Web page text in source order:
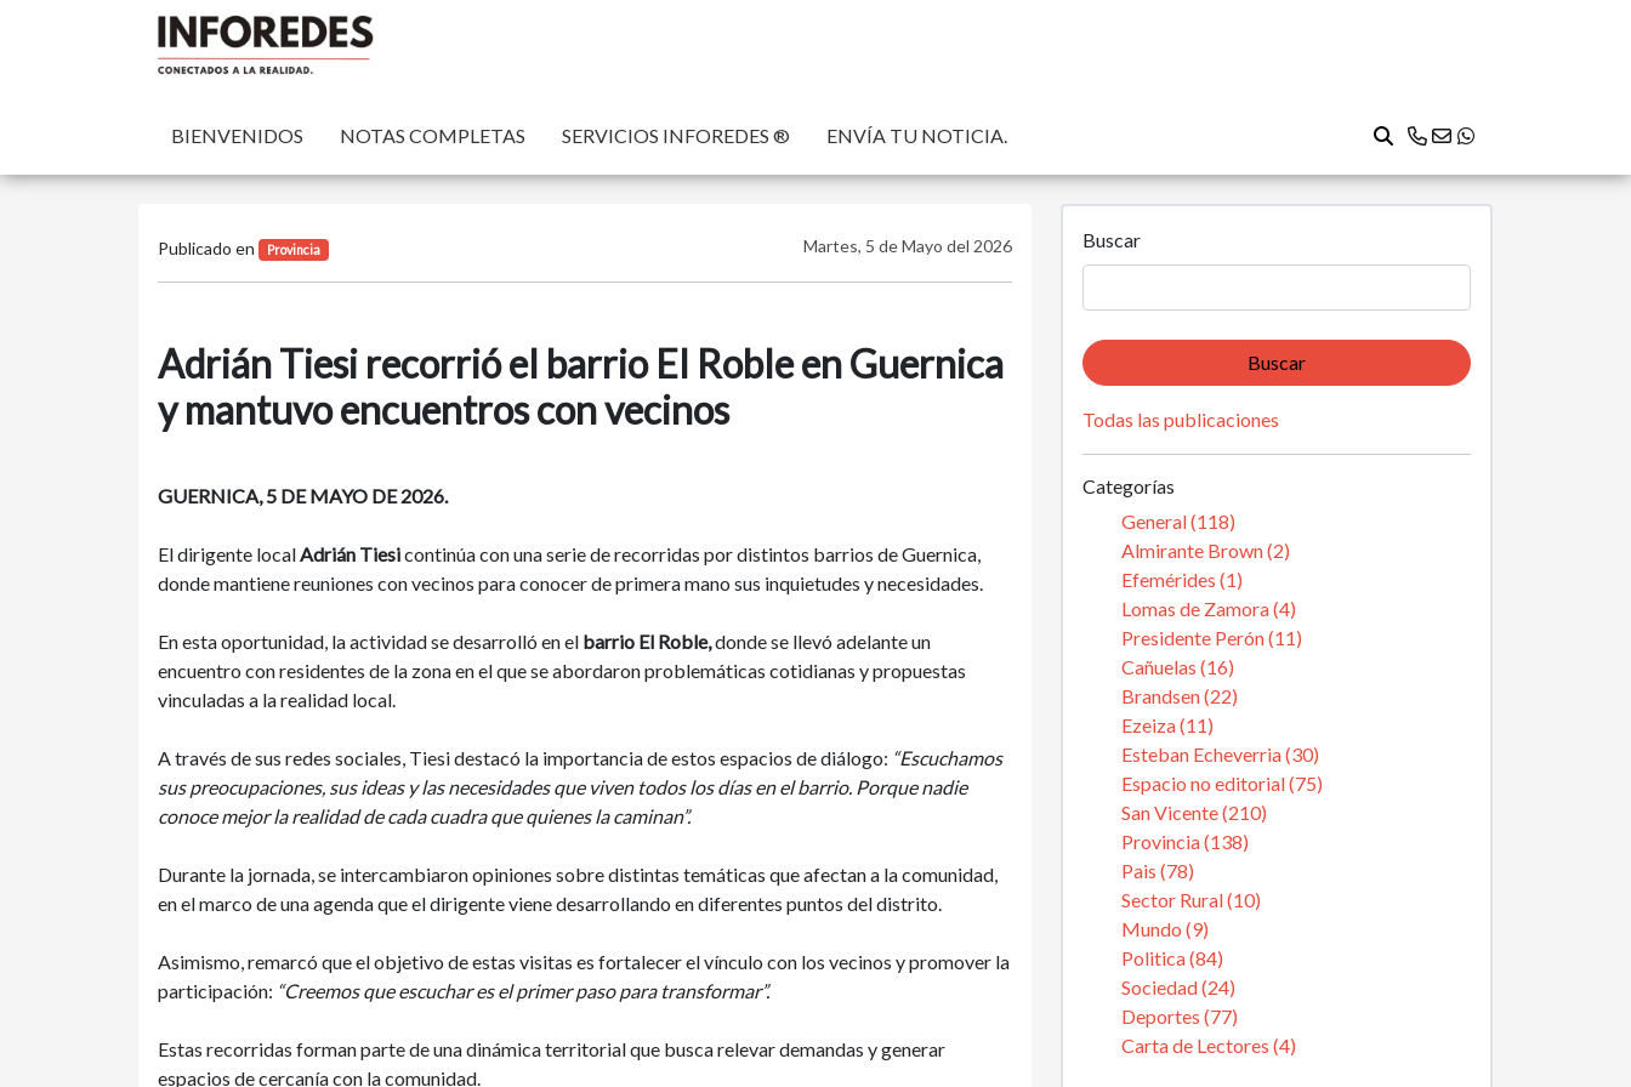
BIENVENIDOS NOTAS COMPLETAS SERVICIOS INFOREDES ® ENVÍA TU NOTICIA.
Publicado en Provincia Martes, 5 de Mayo del 2026
Adrián Tiesi recorrió el barrio El Roble en Guernica
y mantuvo encuentros con vecinos
GUERNICA, 5 DE MAYO DE 2026.
El dirigente localAdrián Tiesicontinúa con una serie de recorridas por distintos barrios de Guernica,
donde mantiene reuniones con vecinos para conocer de primera mano sus inquietudes y necesidades.
En esta oportunidad, la actividad se desarrolló en el barrio El Roble,donde se llevó adelante un
encuentro con residentes de la zona en el que se abordaron problemáticas cotidianas y propuestas
vinculadas a la realidad local.
A través de sus redes sociales, Tiesi destacó la importancia de estos espacios de diálogo: “Escuchamos
sus preocupaciones, sus ideas y las necesidades que viven todos los días en el barrio. Porque nadie
conoce mejor la realidad de cada cuadra que quienes la caminan”.
Durante la jornada, se intercambiaron opiniones sobre distintas temáticas que afectan a la comunidad,
en el marco de una agenda que el dirigente viene desarrollando en diferentes puntos del distrito.
Asimismo, remarcó que el objetivo de estas visitas es fortalecer el vínculo con los vecinos y promover la
participación: “Creemos que escuchar es el primer paso para transformar”.
Estas recorridas forman parte de una dinámica territorial que busca relevar demandas y generar
espacios de cercanía con la comunidad.
Buscar
Buscar
Todas las publicaciones
Categorías
General (118)
Almirante Brown (2)
Efemérides (1)
Lomas de Zamora (4)
Presidente Perón (11)
Cañuelas (16)
Brandsen (22)
Ezeiza (11)
Esteban Echeverria (30)
Espacio no editorial (75)
San Vicente (210)
Provincia (138)
Pais (78)
Sector Rural (10)
Mundo (9)
Politica (84)
Sociedad (24)
Deportes (77)
Carta de Lectores (4)